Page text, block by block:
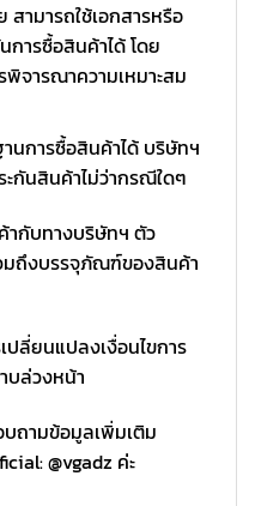
ามารถใช้เอกสารหรือ
ารซื้อสินค้าได้ โดย
จารณาความเหมาะสม
นการซื้อสินค้าได้ บริษัทฯ
กันสินค้าไม่ว่ากรณีใดๆ
กับทางบริษัทฯ ตัว
ถึงบรรจุภัณฑ์ของสินค้า
ปลี่ยนแปลงเงื่อนไขการ
บล่วงหน้า
ถามข้อมูลเพิ่มเติม
@vgadz ค่ะ